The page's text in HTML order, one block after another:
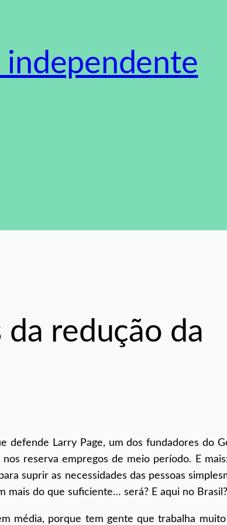
independente
redução da
defende Larry Page, um dos fundadores do
reserva empregos de meio período. E
suprir as necessidades das pessoas
mais do que suficiente… será? E aqui no Brasil?
média, porque tem gente que trabalha muito